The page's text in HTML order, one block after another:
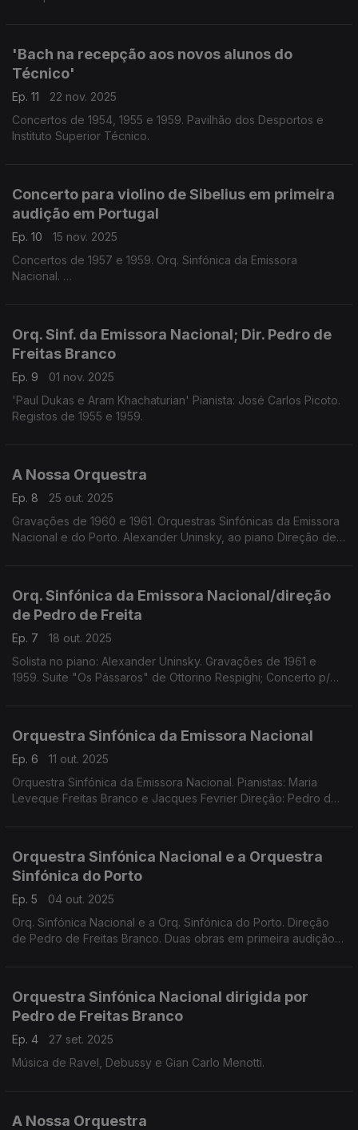
'Bach na recepção aos novos alunos do
Técnico'
Ep. 11
22 nov. 2025
Concertos de 1954, 1955 e 1959. Pavilhão dos Desportos e
Instituto Superior Técnico.
Concerto para violino de Sibelius em primeira
audição em Portugal
Ep. 10
15 nov. 2025
Concertos de 1957 e 1959. Orq. Sinfónica da Emissora
Nacional.
Orq. Sinf. da Emissora Nacional; Dir. Pedro de
Freitas Branco
Ep. 9
01 nov. 2025
'Paul Dukas e Aram Khachaturian' Pianista: José Carlos Picoto.
Registos de 1955 e 1959.
A Nossa Orquestra
Ep. 8
25 out. 2025
Gravações de 1960 e 1961. Orquestras Sinfónicas da Emissora
Nacional e do Porto. Alexander Uninsky, ao piano Direção de
Orq. Sinfónica da Emissora Nacional/direção
de Pedro de Freita
Ep. 7
18 out. 2025
Solista no piano: Alexander Uninsky. Gravações de 1961 e
1959. Suite "Os Pássaros" de Ottorino Respighi; Concerto p/
Orquestra Sinfónica da Emissora Nacional
Ep. 6
11 out. 2025
Orquestra Sinfónica da Emissora Nacional. Pianistas: Maria
Leveque Freitas Branco e Jacques Fevrier Direção: Pedro de
Orquestra Sinfónica Nacional e a Orquestra
Sinfónica do Porto
Ep. 5
04 out. 2025
Orq. Sinfónica Nacional e a Orq. Sinfónica do Porto. Direção
de Pedro de Freitas Branco. Duas obras em primeira audição
Orquestra Sinfónica Nacional dirigida por
Pedro de Freitas Branco
Ep. 4
27 set. 2025
Música de Ravel, Debussy e Gian Carlo Menotti.
A Nossa Orquestra